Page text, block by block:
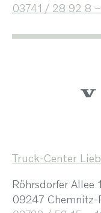
03741 / 28 92 8
Truck-Center
Röhrsdorfer Allee
09247 Chemnitz-